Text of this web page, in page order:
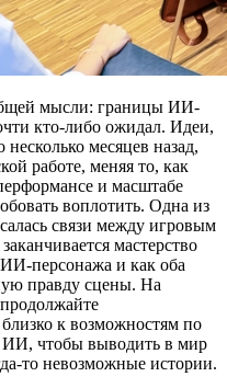
мысли: границы ИИ-
кто-либо ожидал. Идеи,
месяцев назад,
работе, меняя то, как
и масштабе
воплотить. Одна из
связи между игровым
мастерство
ИИ-персонажа и как оба
правду сцены. На
близко к возможностям по
ИИ, чтобы выводить в мир
то невозможные истории.